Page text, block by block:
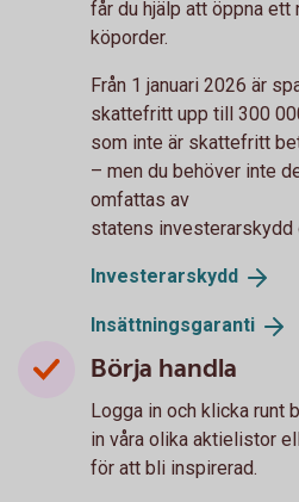
får du hjälp att öppna
köporder.
Från 1 januari 2026 är
skattefritt upp till 300
som inte är skattefritt
– men du behöver inte
omfattas av
statens investerarskydd
Investerarskydd
Insättningsgaranti
Börja handla
Logga in och klicka runt
in våra olika aktielistor
för att bli inspirerad.